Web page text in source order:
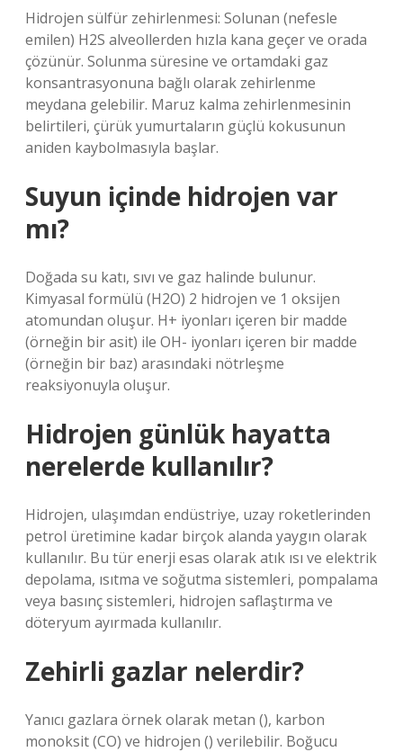
Hidrojen sülfür zehirlenmesi: Solunan (nefesle
emilen) H2S alveollerden hızla kana geçer ve orada
çözünür. Solunma süresine ve ortamdaki gaz
konsantrasyonuna bağlı olarak zehirlenme
meydana gelebilir. Maruz kalma zehirlenmesinin
belirtileri, çürük yumurtaların güçlü kokusunun
aniden kaybolmasıyla başlar.
Suyun içinde hidrojen var
mı?
Doğada su katı, sıvı ve gaz halinde bulunur.
Kimyasal formülü (H2O) 2 hidrojen ve 1 oksijen
atomundan oluşur. H+ iyonları içeren bir madde
(örneğin bir asit) ile OH- iyonları içeren bir madde
(örneğin bir baz) arasındaki nötrleşme
reaksiyonuyla oluşur.
Hidrojen günlük hayatta
nerelerde kullanılır?
Hidrojen, ulaşımdan endüstriye, uzay roketlerinden
petrol üretimine kadar birçok alanda yaygın olarak
kullanılır. Bu tür enerji esas olarak atık ısı ve elektrik
depolama, ısıtma ve soğutma sistemleri, pompalama
veya basınç sistemleri, hidrojen saflaştırma ve
döteryum ayırmada kullanılır.
Zehirli gazlar nelerdir?
Yanıcı gazlara örnek olarak metan (), karbon
monoksit (CO) ve hidrojen () verilebilir. Boğucu